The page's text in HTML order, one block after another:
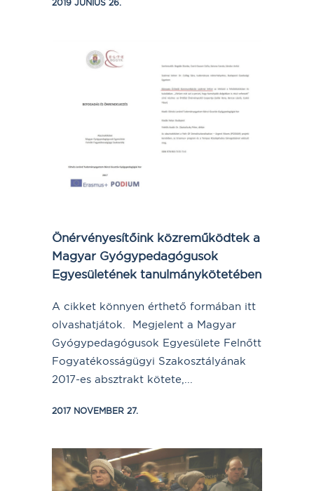
2019 JÚNIUS 26.
Önérvényesítőink közreműködtek a
Magyar Gyógypedagógusok
Egyesületének tanulmánykötetében
A cikket könnyen érthető formában itt
olvashatjátok. Megjelent a Magyar
Gyógypedagógusok Egyesülete Felnőtt
Fogyatékosságügyi Szakosztályának
2017-es absztrakt kötete,...
2017 NOVEMBER 27.